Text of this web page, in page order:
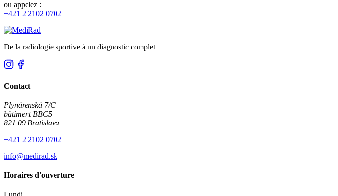
ou appelez :
+421 2 2102 0702
De la radiologie sportive à un diagnostic complet.
Contact
Plynárenská 7/C
bâtiment BBC5
821 09 Bratislava
+421 2 2102 0702
info@medirad.sk
Horaires d'ouverture